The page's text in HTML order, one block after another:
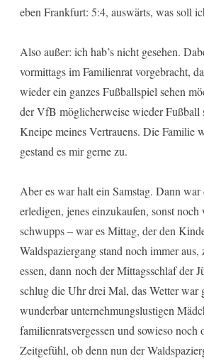
eben Frankfurt: 5:4, auswärts, was soll
Also außer: ich hab’s nicht gesehen.
vormittags im Familienrat vorgebracht,
wieder ein ganzes Fußballspiel sehen
der VfB möglicherweise wieder Fußball
Kneipe meines Vertrauens. Die Familie
gestand es mir gerne zu.
Aber es war halt ein Samstag. Dann war
erledigen, jenes einzukaufen, sonst
schwupps – war es Mittag, der den
Waldspaziergang stand noch immer aus,
essen, dann noch der Mittagsschlaf der
schlug die Uhr drei Mal, das Wetter war
wunderbar unternehmungslustigen
familienratsvergessen und sowieso noch
Zeitgefühl, ob denn nun der